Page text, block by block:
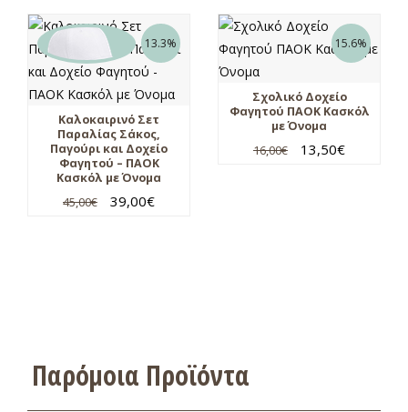
13.3%
Καλοκαιρινό Σετ
Παραλίας Σάκος,
Παγούρι και Δοχείο
Φαγητού – ΠΑΟΚ
Κασκόλ με Όνομα
45,00€ 39,00€
15.6%
Σχολικό Δοχείο
Φαγητού ΠΑΟΚ Κασκόλ
με Όνομα
16,00€ 13,50€
Παρόμοια Προϊόντα